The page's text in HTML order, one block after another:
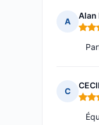
A
Alan
Note
C
Note